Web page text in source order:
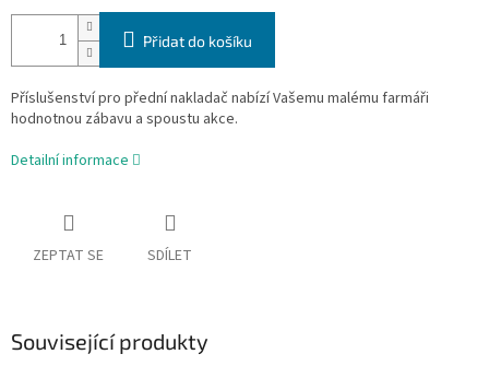
Přidat do košíku
Příslušenství pro přední nakladač nabízí Vašemu malému farmáři
hodnotnou zábavu a spoustu akce.
Detailní informace
ZEPTAT SE SDÍLET
Související produkty